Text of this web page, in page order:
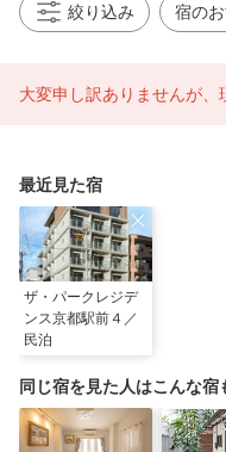
絞り込み
大変申し訳ありませんが、
最近見た宿
ザ・パークレジデ
ンス京都駅前４／
民泊
同じ宿を見た人はこんな宿